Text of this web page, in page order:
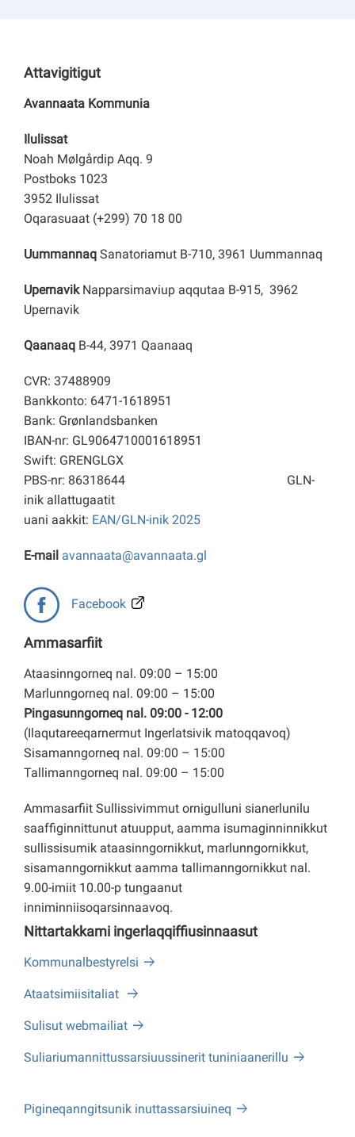
Attavigitigut
Avannaata Kommunia
Ilulissat
Noah Mølgårdip Aqq. 9
Postboks 1023
3952 Ilulissat
Oqarasuaat (+299) 70 18 00
Uummannaq Sanatoriamut B-710, 3961 Uummannaq
Upernavik Napparsimaviup aqqutaa B-915, 3962
Upernavik
Qaanaaq B-44, 3971 Qaanaaq
CVR: 37488909
Bankkonto: 6471-1618951
Bank: Grønlandsbanken
IBAN-nr: GL9064710001618951
Swift: GRENGLGX
PBS-nr: 86318644 GLN-
inik allattugaatit
uani aakkit: EAN/GLN-inik 2025
E-mail avannaata@avannaata.gl
Facebook
Ammasarfiit
Ataasinngorneq nal. 09:00 – 15:00
Marlunngorneq nal. 09:00 – 15:00
Pingasunngorneq nal. 09:00 - 12:00
(Ilaqutareeqarnermut Ingerlatsivik matoqqavoq)
Sisamanngorneq nal. 09:00 – 15:00
Tallimanngorneq nal. 09:00 – 15:00
Ammasarfiit Sullissivimmut ornigulluni sianerlunilu
saaffiginnittunut atuupput, aamma isumaginninnikkut
sullissisumik ataasinngornikkut, marlunngornikkut,
sisamanngornikkut aamma tallimanngornikkut nal.
9.00-imiit 10.00-p tungaanut
inniminniisoqarsinnaavoq.
Nittartakkami ingerlaqqiffiusinnaasut
Kommunalbestyrelsi
Ataatsimiisitaliat
Sulisut webmailiat
Suliariumannittussarsiuussinerit tuniniaanerillu
Pigineqanngitsunik inuttassarsiuineq